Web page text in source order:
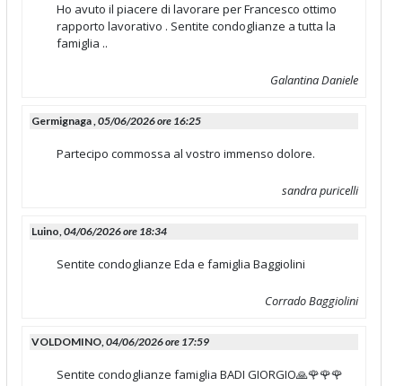
Ho avuto il piacere di lavorare per Francesco ottimo
rapporto lavorativo . Sentite condoglianze a tutta la
famiglia ..
Galantina Daniele
Germignaga ,05/06/2026 ore 16:25
Partecipo commossa al vostro immenso dolore.
sandra puricelli
Luino,04/06/2026 ore 18:34
Sentite condoglianze Eda e famiglia Baggiolini
Corrado Baggiolini
VOLDOMINO,04/06/2026 ore 17:59
Sentite condoglianze famiglia BADI GIORGIO🙏🌹🌹🌹